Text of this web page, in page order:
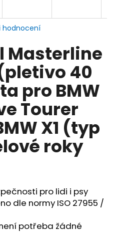
hodnocení
Masterline
40
pro BMW
Tourer
X1 (typ
roky
pro lidi i psy
dle normy ISO 27955 /
potřeba žádné